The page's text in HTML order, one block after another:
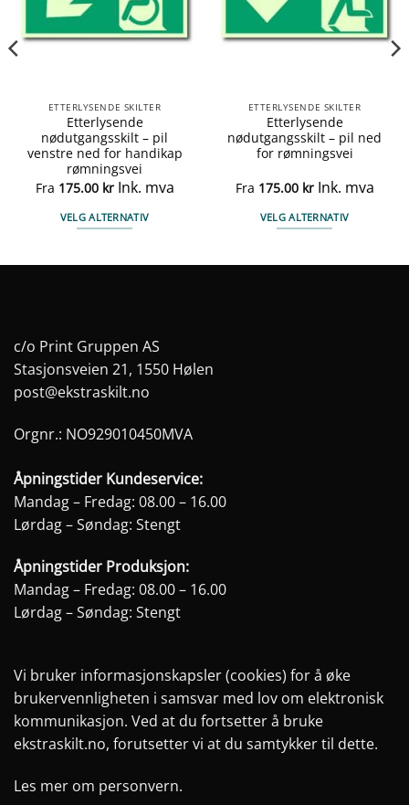
ETTERLYSENDE SKILTER
Etterlysende
nødutgangsskilt – pil
venstre ned for handikap
rømningsvei
Fra 175.00 kr Ink. mva
VELG ALTERNATIV
kan
velges
på
ETTERLYSENDE SKILTER
Etterlysende
nødutgangsskilt – pil ned
for rømningsvei
Fra 175.00 kr Ink. mva
VELG ALTERNATIV
c/o Print Gruppen AS
Stasjonsveien 21, 1550 Hølen
post@ekstraskilt.no
Orgnr.: NO929010450MVA
Åpningstider Kundeservice:
Mandag – Fredag: 08.00 – 16.00
Lørdag – Søndag: Stengt
Åpningstider Produksjon:
Mandag – Fredag: 08.00 – 16.00
Lørdag – Søndag: Stengt
Vi bruker informasjonskapsler (cookies) for å øke
brukervennligheten i samsvar med lov om elektronisk
kommunikasjon. Ved at du fortsetter å bruke
ekstraskilt.no, forutsetter vi at du samtykker til dette.
Les mer om personvern.